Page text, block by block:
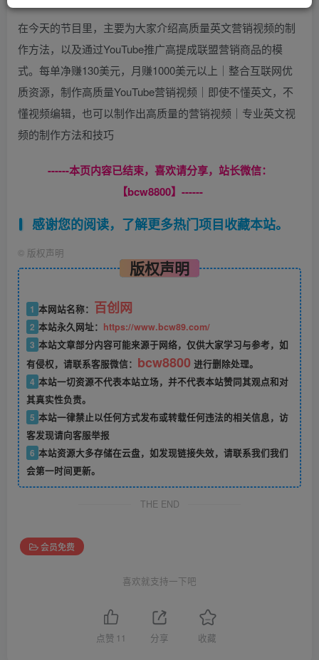
在今天的节目里，主要为大家介绍高质量英文营销视频的制
作方法，以及通过YouTube推广高提成联盟营销商品的模
式。每单净赚130美元，月赚1000美元以上｜整合互联网优
质资源，制作高质量YouTube营销视频｜即使不懂英文，不
懂视频编辑，也可以制作出高质量的营销视频｜专业英文视
频的制作方法和技巧
------本页内容已结束，喜欢请分享，站长微信：
【bcw8800】------
感谢您的阅读，了解更多热门项目收藏本站。
© 版权声明
版权声明
1 本网站名称： 百创网
2 本站永久网址： https://www.bcw89.com/
3 本站文章部分内容可能来源于网络，仅供大家学习与参考，如
有侵权，请联系客服微信： bcw8800 进行删除处理。
4 本站一切资源不代表本站立场，并不代表本站赞同其观点和对
其真实性负责。
5 本站一律禁止以任何方式发布或转载任何违法的相关信息，访
客发现请向客服举报
6 本站资源大多存储在云盘，如发现链接失效，请联系我们我们
会第一时间更新。
THE END
会员免费
喜欢就支持一下吧
点赞 11 分享 收藏